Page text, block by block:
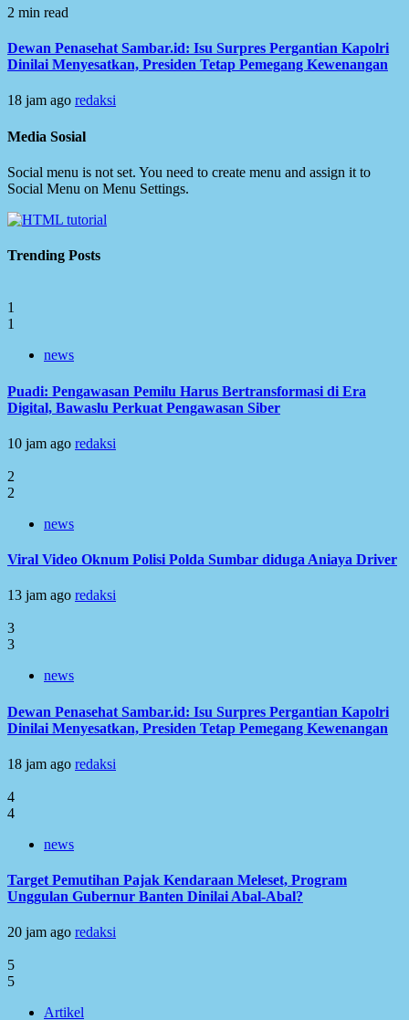
2 min read
Dewan Penasehat Sambar.id: Isu Surpres Pergantian Kapolri
Dinilai Menyesatkan, Presiden Tetap Pemegang Kewenangan
18 jam ago redaksi
Media Sosial
Social menu is not set. You need to create menu and assign it to
Social Menu on Menu Settings.
Trending Posts
1
1
news
Puadi: Pengawasan Pemilu Harus Bertransformasi di Era
Digital, Bawaslu Perkuat Pengawasan Siber
10 jam ago redaksi
2
2
news
Viral Video Oknum Polisi Polda Sumbar diduga Aniaya Driver
13 jam ago redaksi
3
3
news
Dewan Penasehat Sambar.id: Isu Surpres Pergantian Kapolri
Dinilai Menyesatkan, Presiden Tetap Pemegang Kewenangan
18 jam ago redaksi
4
4
news
Target Pemutihan Pajak Kendaraan Meleset, Program
Unggulan Gubernur Banten Dinilai Abal-Abal?
20 jam ago redaksi
5
5
Artikel